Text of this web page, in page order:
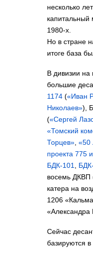
несколько
1980-х.
Но в стране
итоге база
В дивизии на
большие
1174 («Иван
Николаев»),
(«Сергей
«Томский
Торцев» «50
проекта 775
БДК-101
восемь ДКВП
катера на
1206
«Александра
Сейчас
базируются в